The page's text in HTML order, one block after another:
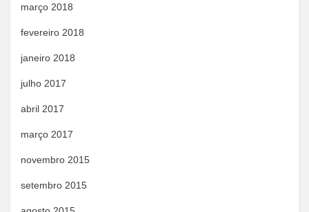
março 2018
fevereiro 2018
janeiro 2018
julho 2017
abril 2017
março 2017
novembro 2015
setembro 2015